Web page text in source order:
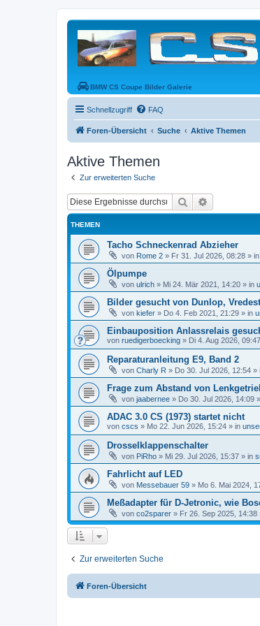
BMW CS Coupe Bilder Galerie
Schnellzugriff FAQ
Foren-Übersicht Suche Aktive Themen
Aktive Themen
Zur erweiterten Suche
Suche
THEMEN
Tacho Schneckenrad Abzieher
von Rome 2 » Fr 31. Jul 2026, 08:28 » in
Ölpumpe
von ulrich » Mi 24. Mär 2021, 14:20 » in
Bilder gesucht von Dunlop,
von kiefer » Do 4. Feb 2021, 21:29 » in
Einbauposition Anlassrelais
von ruedigerboecking » Di 4. Aug 2026, 09:47
Reparaturanleitung E9, Band 2
von Charly R » Do 30. Jul 2026, 12:54 »
Frage zum Abstand von
von jaabernee » Do 30. Jul 2026, 14:09
ADAC 3.0 CS (1973) startet nicht
von cscs » Mo 22. Jun 2026, 15:24 » in
Drosselklappenschalter
von PiRho » Mi 29. Jul 2026, 15:37 » in
Fahrlicht auf LED
von Messebauer 59 » Mo 6. Mai 2024,
Meßadapter für D-Jetronic, wie
von co2sparer » Fr 26. Sep 2025, 14:38
Zur erweiterten Suche
Foren-Übersicht